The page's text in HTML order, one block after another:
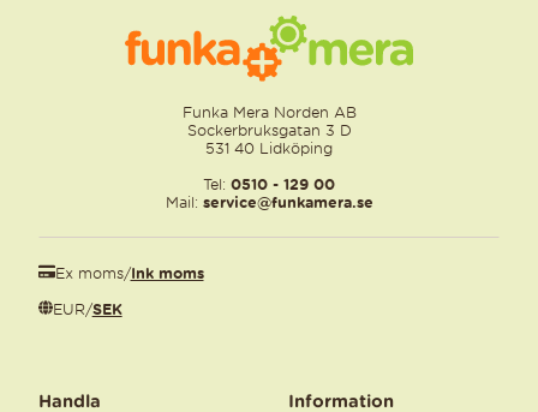
Funka Mera Norden AB
Sockerbruksgatan 3 D
531 40 Lidköping
Tel: 0510 - 129 00
Mail: service@funkamera.se
Ex moms/Ink moms
EUR/SEK
Handla Information